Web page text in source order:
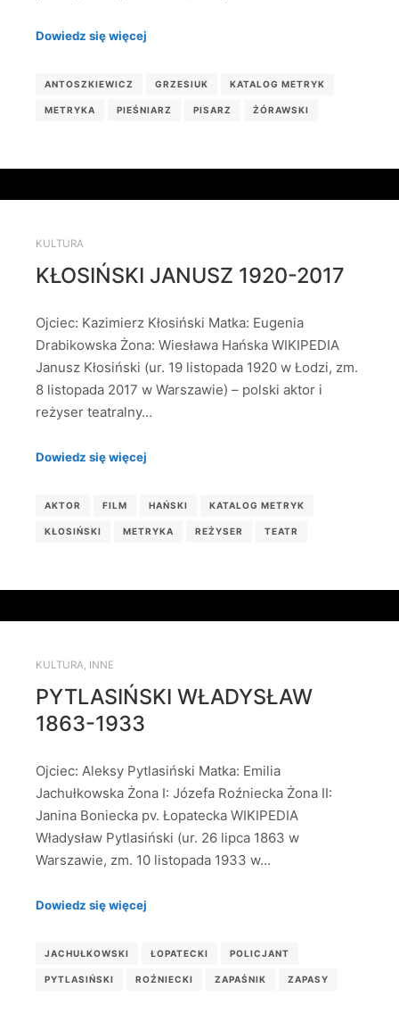
Dowiedz się więcej
ANTOSZKIEWICZ GRZESIUK KATALOG METRYK
METRYKA PIEŚNIARZ PISARZ ŻÓRAWSKI
KULTURA
KŁOSIŃSKI JANUSZ 1920-2017
Ojciec: Kazimierz Kłosiński Matka: Eugenia
Drabikowska Żona: Wiesława Hańska WIKIPEDIA
Janusz Kłosiński (ur. 19 listopada 1920 w Łodzi, zm.
8 listopada 2017 w Warszawie) – polski aktor i
reżyser teatralny…
Dowiedz się więcej
AKTOR FILM HAŃSKI KATALOG METRYK
KŁOSIŃSKI METRYKA REŻYSER TEATR
KULTURA INNE
PYTLASIŃSKI WŁADYSŁAW
1863-1933
Ojciec: Aleksy Pytlasiński Matka: Emilia
Jachułkowska Żona I: Józefa Roźniecka Żona II:
Janina Boniecka pv. Łopatecka WIKIPEDIA
Władysław Pytlasiński (ur. 26 lipca 1863 w
Warszawie, zm. 10 listopada 1933 w…
Dowiedz się więcej
JACHUŁKOWSKI ŁOPATECKI POLICJANT
PYTLASIŃSKI ROŹNIECKI ZAPAŚNIK ZAPASY